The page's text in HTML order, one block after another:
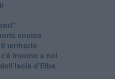
enoico
territorio
intorno a noi
d’Elba